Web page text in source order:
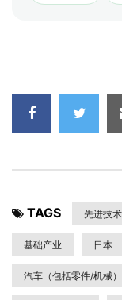
TAGS 先进技
基础产业 日本
汽车（包括零件/机械）